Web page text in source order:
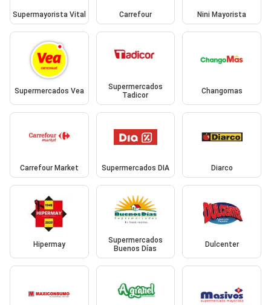
Supermayorista Vital Carrefour Nini Mayorista
Supermercados Vea
Supermercados
Tadicor
Changomas
Carrefour Market Supermercados DIA Diarco
Hipermay
Supermercados
Buenos Días
Dulcenter